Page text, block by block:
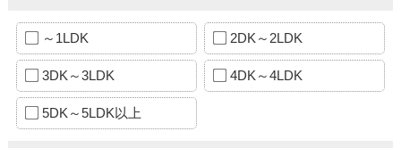
～1LDK 2DK～2LDK
3DK～3LDK 4DK～4LDK
5DK～5LDK以上